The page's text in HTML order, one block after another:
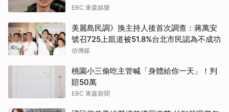
EBC 東森娛樂
美麗島民調》換主持人後首次調查：蔣萬安
號召725上凱道被51.8%台北市民認為不成功
信傳媒
桃園小三偷吃主管喊「身體給你一天」！判
賠50萬
EBC 東森新聞